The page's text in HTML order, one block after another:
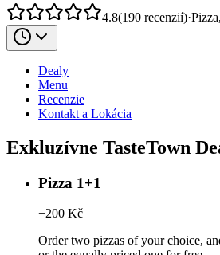
4.8(190 recenzií)·
Dealy
Menu
Recenzie
Kontakt a Lokácia
Exkluzívne TasteTown
Pizza 1+1
−200 Kč
Order two pizzas of your choice,